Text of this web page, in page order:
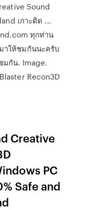
Sound
เกาะติด ...
ทุกท่าน
าให้ชมกันนะครับ
มกัน. Image.
Recon3D
Creative
PC
Safe and